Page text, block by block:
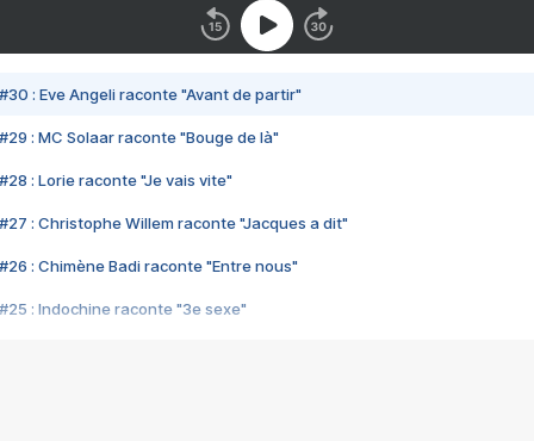
#30 : Eve Angeli raconte "Avant de partir"
#29 : MC Solaar raconte "Bouge de là"
#28 : Lorie raconte "Je vais vite"
#27 : Christophe Willem raconte "Jacques a dit"
#26 : Chimène Badi raconte "Entre nous"
#25 : Indochine raconte "3e sexe"